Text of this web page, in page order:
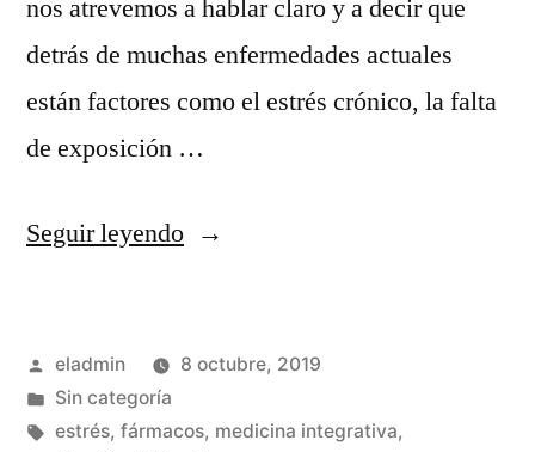
nos atrevemos a hablar claro y a decir que
detrás de muchas enfermedades actuales
están factores como el estrés crónico, la falta
de exposición …
Seguir leyendo«Tratamiento
Publicado
por
eladmin
8 octubre, 2019
Publicado
en
Sin categoría
Etiquetas:
estrés, fármacos, medicina integrativa,